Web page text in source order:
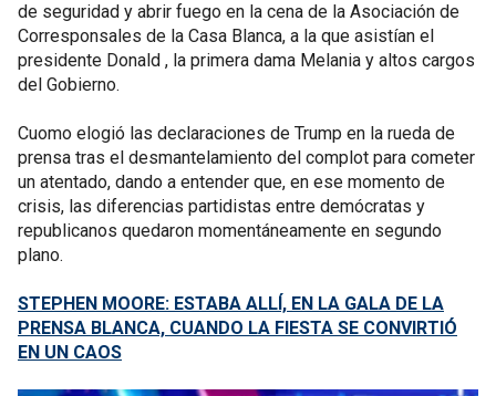
de seguridad y abrir fuego en la cena de la Asociación de
Corresponsales de la Casa Blanca, a la que asistían el
presidente Donald , la primera dama Melania y altos cargos
del Gobierno.
Cuomo elogió las declaraciones de Trump en la rueda de
prensa tras el desmantelamiento del complot para cometer
un atentado, dando a entender que, en ese momento de
crisis, las diferencias partidistas entre demócratas y
republicanos quedaron momentáneamente en segundo
plano.
STEPHEN MOORE: ESTABA ALLÍ, EN LA GALA DE LA
PRENSA BLANCA, CUANDO LA FIESTA SE CONVIRTIÓ
EN UN CAOS